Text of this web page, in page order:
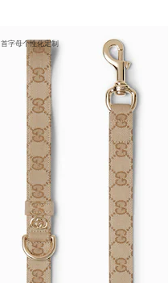
首字母个性化定制